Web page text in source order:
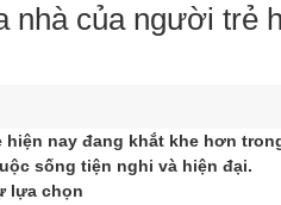
nhà của người trẻ
nay đang khắt khe hơn
sống tiện nghi và hiện đại.
lựa chọn